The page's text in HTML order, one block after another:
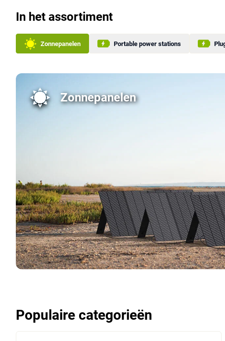
In het assortiment
Zonnepanelen Portable power stations
Zonnepanelen
Populaire categorieën